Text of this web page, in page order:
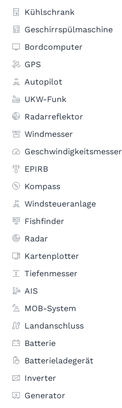
Kühlschrank
Geschirrspülmaschine
Bordcomputer
GPS
Autopilot
UKW-Funk
Radarreflektor
Windmesser
Geschwindigkeitsmesser
EPIRB
Kompass
Windsteueranlage
Fishfinder
Radar
Kartenplotter
Tiefenmesser
AIS
MOB-System
Landanschluss
Batterie
Batterieladegerät
Inverter
Generator